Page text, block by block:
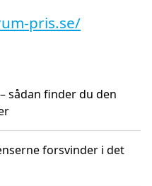
pris.se/
sådan finder du den
forsvinder i det